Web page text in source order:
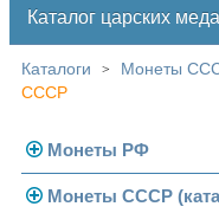
Каталог царских
Каталоги > Монеты
СССР
Монеты РФ
Современная
Монеты СССР